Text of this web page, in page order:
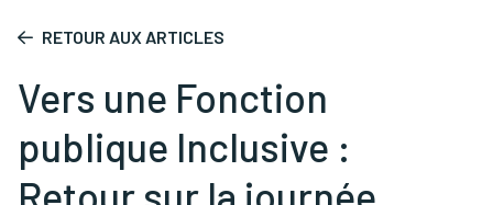
RETOUR AUX ARTICLES
Vers une Fonction
publique Inclusive :